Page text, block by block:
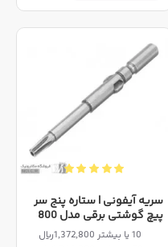
سریه آیفونی | ستاره پنج سر
پیچ گوشتی برقی مدل 800
10 یا بیشتر 1,372,800ریال